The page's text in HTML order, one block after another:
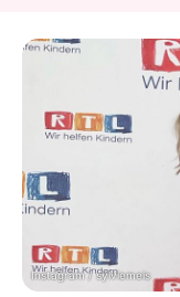
Instagram / sylviemeis